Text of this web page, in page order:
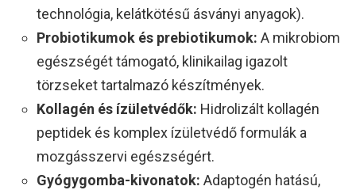
technológia, kelátkötésű ásványi anyagok).
Probiotikumok és prebiotikumok: A mikrobiom
egészségét támogató, klinikailag igazolt
törzseket tartalmazó készítmények.
Kollagén és ízületvédők: Hidrolizált kollagén
peptidek és komplex ízületvédő formulák a
mozgásszervi egészségért.
Gyógygomba-kivonatok: Adaptogén hatású,